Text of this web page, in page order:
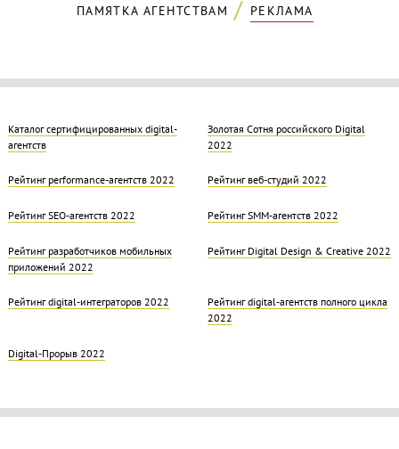
ПАМЯТКА АГЕНТСТВАМ
РЕКЛАМА
Каталог сертифицированных digital-
агентств
Золотая Cотня российского Digital
2022
Рейтинг performance-агентств 2022 Рейтинг веб-студий 2022
Рейтинг SEO-агентств 2022 Рейтинг SMM-агентств 2022
Рейтинг разработчиков мобильных
приложений 2022
Рейтинг Digital Design & Creative 2022
Рейтинг digital-интеграторов 2022
Рейтинг digital-агентств полного цикла
2022
Digital-Прорыв 2022